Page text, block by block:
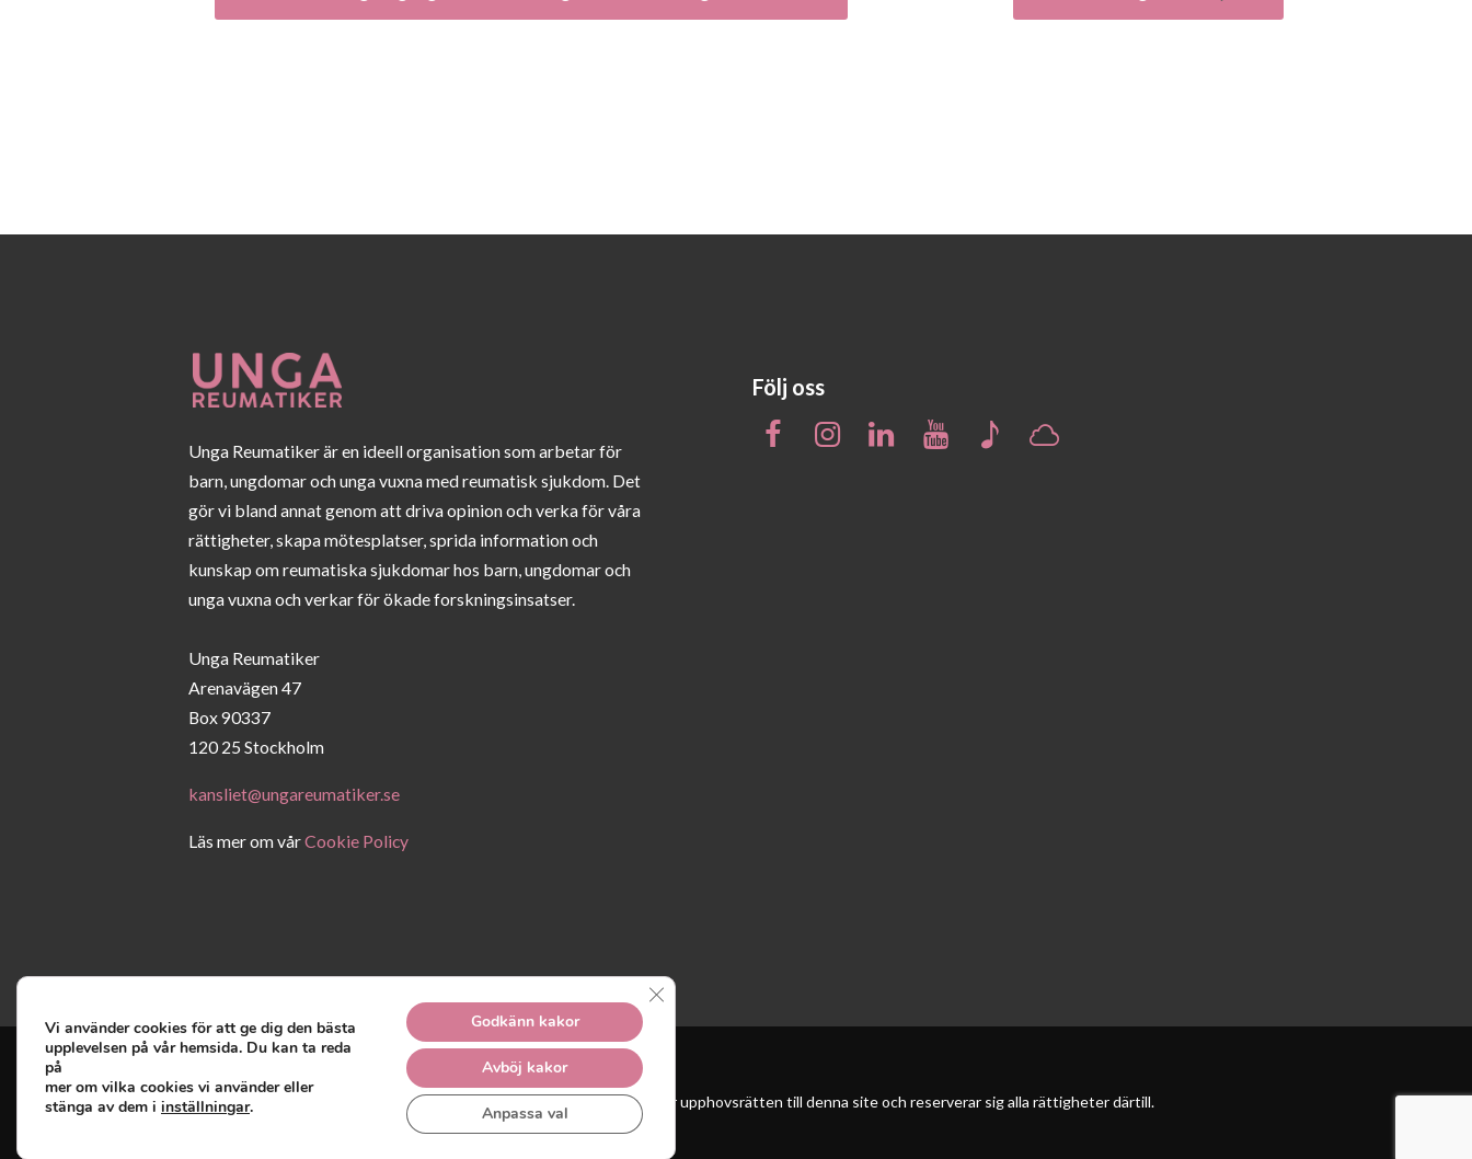
Unga Reumatiker är en ideell organisation som arbetar för
barn, ungdomar och unga vuxna med reumatisk sjukdom. Det
gör vi bland annat genom att driva opinion och verka för våra
rättigheter, skapa mötesplatser, sprida information och
kunskap om reumatiska sjukdomar hos barn, ungdomar och
unga vuxna och verkar för ökade forskningsinsatser.
Unga Reumatiker
Arenavägen 47
Box 90337
120 25 Stockholm
kansliet@ungareumatiker.se
Läs mer om vårCookie Policy
Följ oss
Unga Reumatiker© 2019 - Unga Reumatiker innehar upphovsrätten till denna site och reserverar sig alla rättigheter därtill.
Vi använder cookies för att ge dig den bästa
upplevelsen på vår hemsida. Du kan ta reda
på
mer om vilka cookies vi använder eller
stänga av dem i inställningar.
Godkänn kakor
Avböj kakor
Anpassa val
Close GDPR Cookie Banner